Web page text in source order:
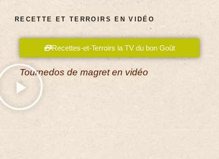
RECETTE ET TERROIRS EN VIDÉO
Recettes-et-Terroirs la TV du bon Goût
Tournedos de magret en vidéo